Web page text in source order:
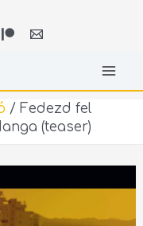
/ Fedezd fel
(teaser)